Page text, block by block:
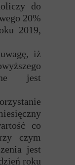
do
20%
2019,
iż
jest
co
czym
jest
roku